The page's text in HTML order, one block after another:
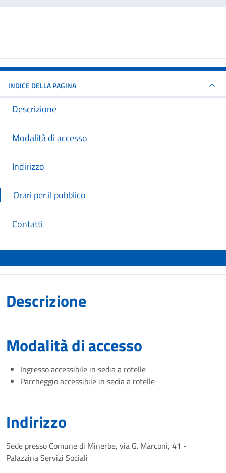
INDICE DELLA PAGINA
Descrizione
Modalità di accesso
Indirizzo
Orari per il pubblico
Contatti
Descrizione
Modalità di accesso
Ingresso accessibile in sedia a rotelle
Parcheggio accessibile in sedia a rotelle
Indirizzo
Sede presso Comune di Minerbe, via G. Marconi, 41 -
Palazzina Servizi Sociali